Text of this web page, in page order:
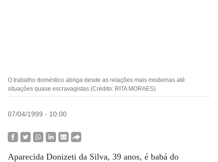
O trabalho doméstico abriga desde as relações mais modernas até
situações quase escravagistas (Crédito: RITA MORAES)
07/04/1999 - 10:00
Aparecida Donizeti da Silva, 39 anos, é babá do